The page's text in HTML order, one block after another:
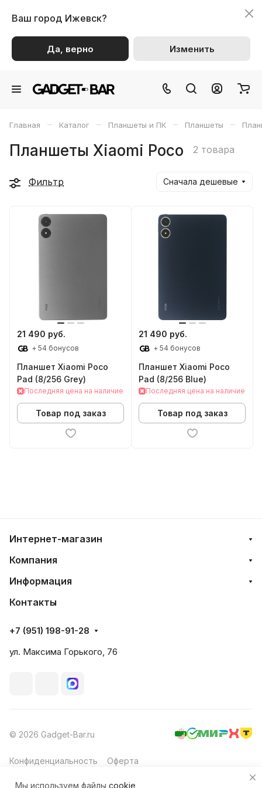
Ваш город Ижевск?
Да, верно Изменить
Главная – Каталог – Планшеты и ПК – Планшеты –
Планшеты Xiaomi Poco 2 товара
Фильтр Сначала дешевые
21 490 руб.
+ 54 бонусов
Планшет Xiaomi Poco
Pad (8/256 Grey)
Последняя цена на наличие
Товар под заказ
21 490 руб.
+ 54 бонусов
Планшет Xiaomi Poco
Pad (8/256 Blue)
Последняя цена на наличие
Товар под заказ
Интернет-магазин
Компания
Информация
Контакты
+7 (951) 198-91-28
ул. Максима Горького, 76
© 2026 Gadget-Bar.ru
Конфиденциальность Оферта
Мы используем файлы cookie